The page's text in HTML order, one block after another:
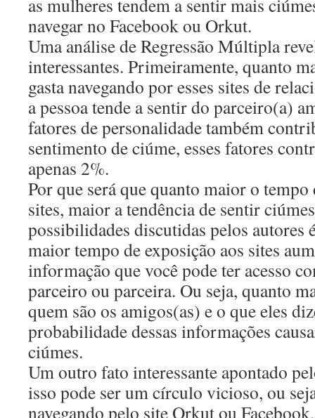
as mulheres tendem a sentir mais
navegar no Facebook ou Orkut.
Uma análise de Regressão Múltipla
interessantes. Primeiramente, quanto
gasta navegando por esses sites de
a pessoa tende a sentir do parceiro(a)
fatores de personalidade também
sentimento de ciúme, esses fatores
apenas 2%.
Por que será que quanto maior o tempo
sites, maior a tendência de sentir
possibilidades discutidas pelos autores
maior tempo de exposição aos sites
informação que você pode ter acesso
parceiro ou parceira. Ou seja, quanto
quem são os amigos(as) e o que eles
probabilidade dessas informações
ciúmes.
Um outro fato interessante apontado
isso pode ser um círculo vicioso, ou
navegando pelo site Orkut ou